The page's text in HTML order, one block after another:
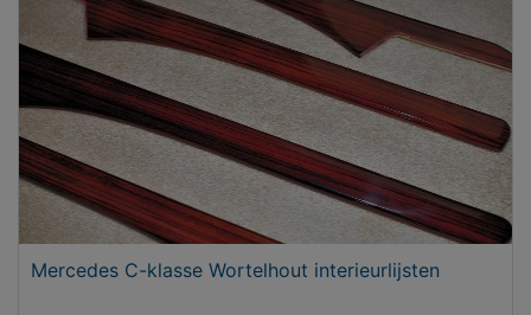
Mercedes C-klasse Wortelhout interieurlijsten